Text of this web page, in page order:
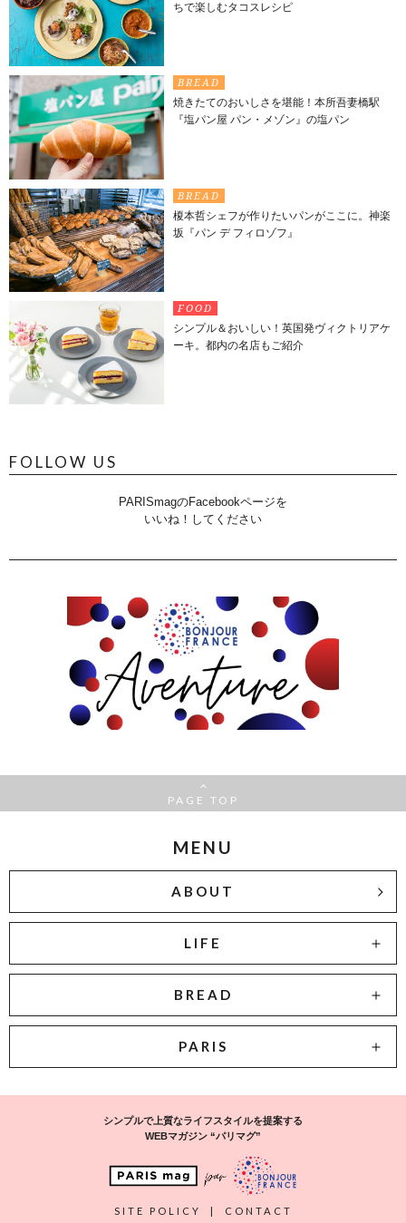
ちで楽しむタコスレシピ
BREAD
焼きたてのおいしさを堪能！本所吾妻橋駅
『塩パン屋 パン・メゾン』の塩パン
BREAD
榎本哲シェフが作りたいパンがここに。神楽
坂『パン デ フィロゾフ』
FOOD
シンプル＆おいしい！英国発ヴィクトリアケ
ーキ。都内の名店もご紹介
FOLLOW US
PARISmagのFacebookページを
いいね！してください
PAGE TOP
MENU
ABOUT
LIFE
BREAD
PARIS
シンプルで上質なライフスタイルを提案する
WEBマガジン “パリマグ”
SITE POLICY | CONTACT